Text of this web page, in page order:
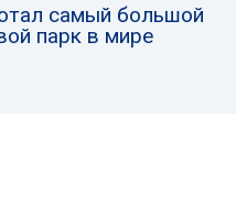
самый большой
парк в мире